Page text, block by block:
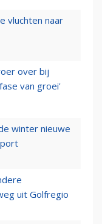
vluchten naar
over bij
van groei'
winter nieuwe
uit Golfregio